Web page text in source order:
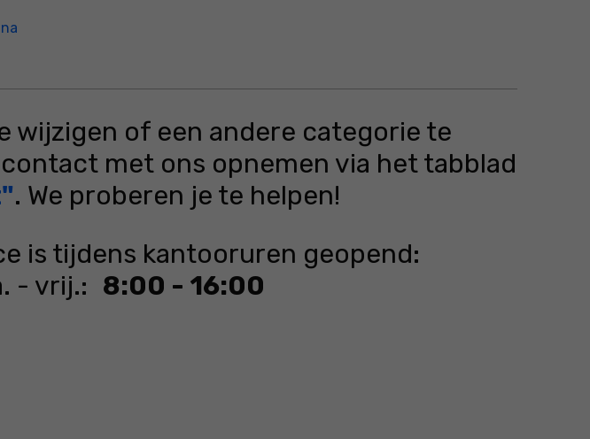
wijzigen of een andere categorie te
met ons opnemen via het tabblad
. We proberen je te helpen!
is tijdens kantooruren geopend:
- vrij.: 8:00 - 16:00